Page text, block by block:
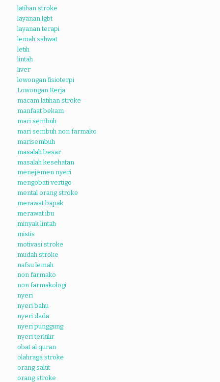
latihan stroke
layanan lgbt
layanan terapi
lemah sahwat
letih
lintah
liver
lowongan fisioterpi
Lowongan Kerja
macam latihan stroke
manfaat bekam
mari sembuh
mari sembuh non farmako
marisembuh
masalah besar
masalah kesehatan
menejemen nyeri
mengobati vertigo
mental orang stroke
merawat bapak
merawat ibu
minyak lintah
mistis
motivasi stroke
mudah stroke
nafsu lemah
non farmako
non farmakologi
nyeri
nyeri bahu
nyeri dada
nyeri punggung
nyeri terkilir
obat al quran
olahraga stroke
orang sakit
orang stroke